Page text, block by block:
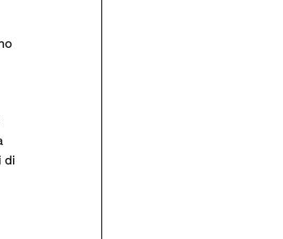
di